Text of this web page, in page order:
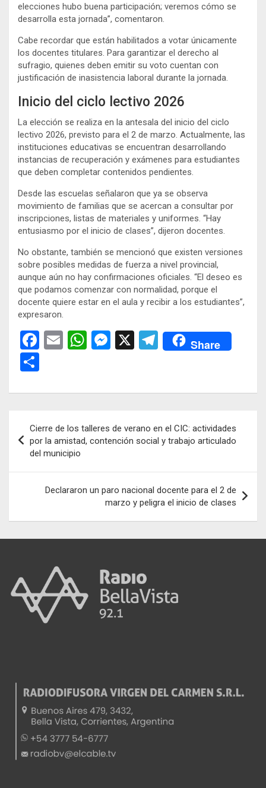
elecciones hubo buena participación; veremos cómo se
desarrolla esta jornada”, comentaron.
Cabe recordar que están habilitados a votar únicamente
los docentes titulares. Para garantizar el derecho al
sufragio, quienes deben emitir su voto cuentan con
justificación de inasistencia laboral durante la jornada.
Inicio del ciclo lectivo 2026
La elección se realiza en la antesala del inicio del ciclo
lectivo 2026, previsto para el 2 de marzo. Actualmente, las
instituciones educativas se encuentran desarrollando
instancias de recuperación y exámenes para estudiantes
que deben completar contenidos pendientes.
Desde las escuelas señalaron que ya se observa
movimiento de familias que se acercan a consultar por
inscripciones, listas de materiales y uniformes. “Hay
entusiasmo por el inicio de clases”, dijeron docentes.
No obstante, también se mencionó que existen versiones
sobre posibles medidas de fuerza a nivel provincial,
aunque aún no hay confirmaciones oficiales. “El deseo es
que podamos comenzar con normalidad, porque el
docente quiere estar en el aula y recibir a los estudiantes”,
expresaron.
F
b
o
k
E
W
s
p
M
n
er
X
T
gr
m
Share
m
ar
tir
de
entradas
Cierre de los talleres de verano en el CIC: actividades
por la amistad, contención social y trabajo articulado
del municipio
Declararon un paro nacional docente para el 2 de
marzo y peligra el inicio de clases